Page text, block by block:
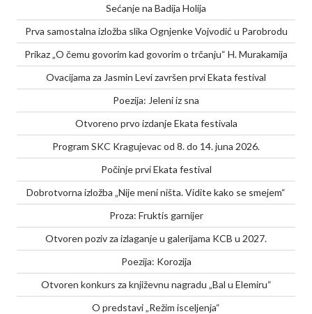
Sećanje na Badija Holija
Prva samostalna izložba slika Ognjenke Vojvodić u Parobrodu
Prikaz „O čemu govorim kad govorim o trčanju“ H. Murakamija
Ovacijama za Jasmin Levi završen prvi Ekata festival
Poezija: Jeleni iz sna
Otvoreno prvo izdanje Ekata festivala
Program SKC Kragujevac od 8. do 14. juna 2026.
Počinje prvi Ekata festival
Dobrotvorna izložba „Nije meni ništa. Vidite kako se smejem“
Proza: Fruktis garnijer
Otvoren poziv za izlaganje u galerijama KCB u 2027.
Poezija: Korozija
Otvoren konkurs za književnu nagradu „Bal u Elemiru“
O predstavi „Režim isceljenja“